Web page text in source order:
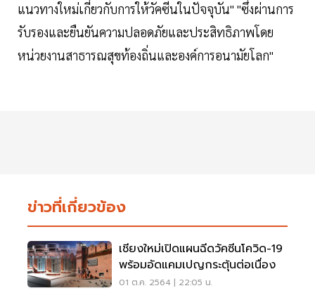
แนวทางใหม่เกี่ยวกับการให้วัคซีนในปัจจุบัน" "ซึ่งผ่านการ
รับรองและยืนยันความปลอดภัยและประสิทธิภาพโดย
หน่วยงานสาธารณสุขท้องถิ่นและองค์การอนามัยโลก"
ข่าวที่เกี่ยวข้อง
เชียงใหม่เปิดแผนฉีดวัคซีนโควิด-19
พร้อมอัดแคมเปญกระตุ้นต่อเนื่อง
01 ต.ค. 2564 | 22:05 น.